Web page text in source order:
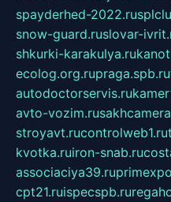
spayderhed-2022.ru
snow-guard.ruslovar-
shkurki-karakulya.ru
ecolog.org.rupraga.spb.ru
autodoctorservis.ru
avto-vozim.ru
stroyavt.rucontrolweb1.ru
kvotka.ruiron-snab.ru
associaciya39.ru
cpt21.ruispecspb.ru